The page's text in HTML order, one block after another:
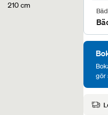
210 cm
gör